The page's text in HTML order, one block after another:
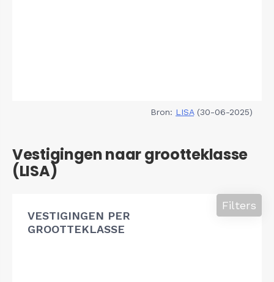
Bron: LISA(30-06-2025)
Vestigingen naar grootteklasse
(LISA)
VESTIGINGEN PER
GROOTTEKLASSE
Filters